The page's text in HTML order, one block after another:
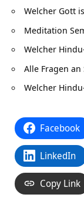
Welcher Gott
Meditation
Welcher
Alle Fragen an
Welcher
Facebook
LinkedIn
Copy Link